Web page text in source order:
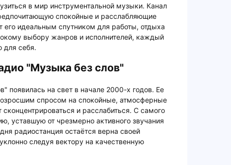
в мир инструментальной музыки. Канал
спокойные и расслабляющие
его идеальным спутником для работы, отдыха
выбору жанров и исполнителей, каждый
для себя.
"Музыка без слов"
появилась на свет в начале 2000-х годов. Ее
спросом на спокойные, атмосферные
и расслабиться. С самого
уставшую от чрезмерно активного звучания
радиостанция остаётся верна своей
следуя вектору на качественную